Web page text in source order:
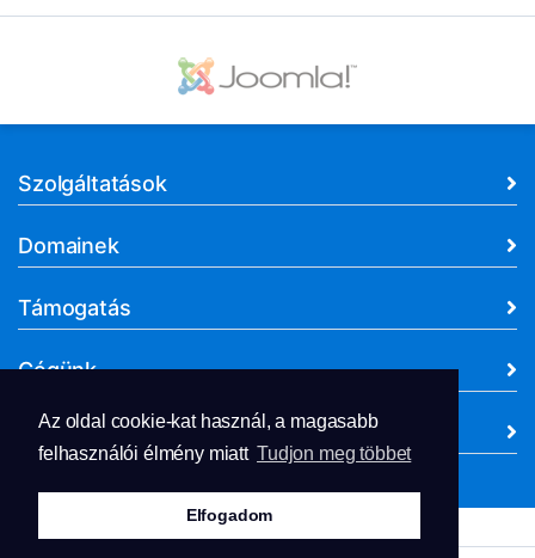
Az oldal cookie-kat használ, a magasabb
felhasználói élmény miatt Tudjon meg többet
Elfogadom
Szolgáltatások
Domainek
Támogatás
Cégünk
Dokumentumok